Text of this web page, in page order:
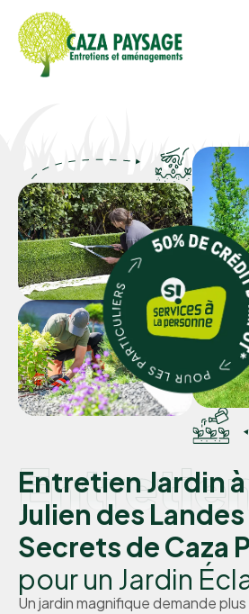
Entretien Jardin
Julien des Landes
Secrets de Caza
pour un Jardin
Un jardin magnifique demande